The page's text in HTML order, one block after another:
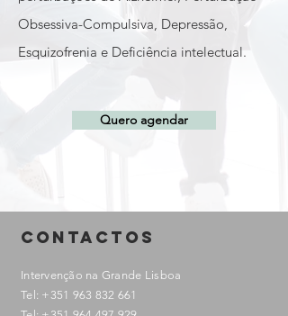
Obsessiva-Compulsiva, Depressão,
Esquizofrenia e Deficiência intelectual.
Quero agendar
CONTACTOS
Intervenção na Grande Lisboa
Tel: +351 963 832 661